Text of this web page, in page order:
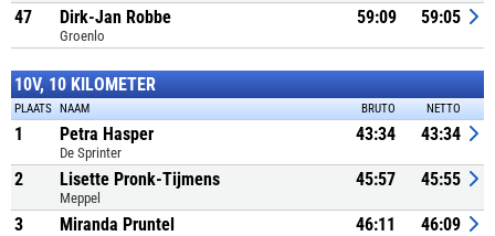
47 Dirk-Jan Robbe
Groenlo
59:09 59:05
10V, 10 KILOMETER
PLAATS NAAM BRUTO NETTO
1 Petra Hasper
De Sprinter
43:34 43:34
2 Lisette Pronk-Tijmens
Meppel
45:57 45:55
3 Miranda Pruntel 46:11 46:09